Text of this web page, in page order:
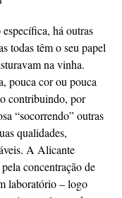
há outras
todas têm o seu papel
na vinha.
pouca cor ou pouca
contribuindo, por
“socorrendo” outras
qualidades,
A Alicante
concentração de
laboratório – logo